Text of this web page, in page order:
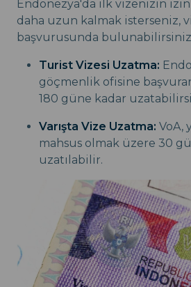
Endonezya'da ilk vizenizin
daha uzun kalmak isterseniz,
başvurusunda
Turist Vizesi Uzatma:
göçmenlik ofisine
180 güne kadar
Varışta Vize Uzatma: VoA,
mahsus olmak üzere 30
uzatılabilir.